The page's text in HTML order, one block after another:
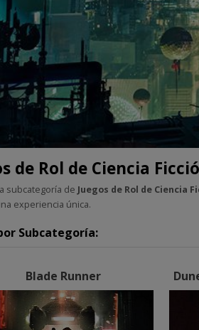
de Rol de Ciencia
subcategoría de Juegos de Rol de Ciencia
experiencia única.
Subcategoría:
Blade Runner